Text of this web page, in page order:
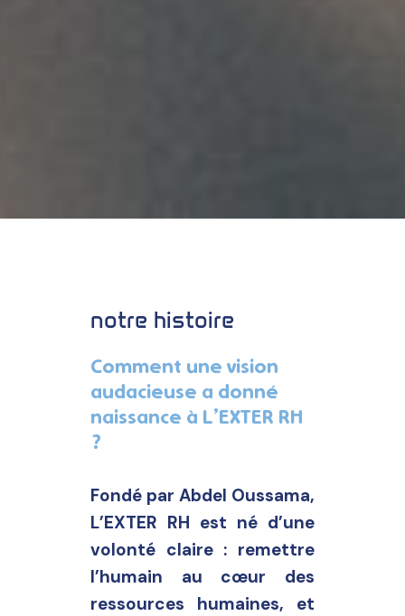
notre histoire
Comment une vision
audacieuse a donné
naissance à L’EXTER RH
?
Fondé par Abdel Oussama,
L’EXTER RH est né d’une
volonté claire : remettre
l’humain au cœur des
ressources humaines, et